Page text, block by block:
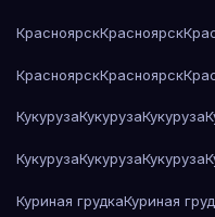
КрасноярскКрасноярск
КрасноярскКрасноярск
КукурузаКукурузаКукуруза
КукурузаКукурузаКукуруза
Куриная грудкаКуриная